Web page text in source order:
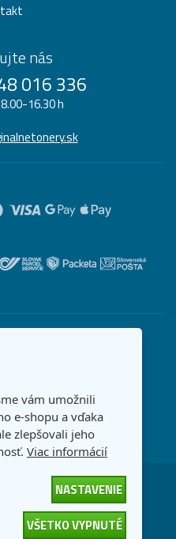
nás
016 336
16.30 h
Slovensko
Všetky práva vyhradené
vám umožnili
e-shopu a vďaka
zlepšovali jeho
Viac informácií
NASTAVENIE
VŠETKO VYPNUTÉ